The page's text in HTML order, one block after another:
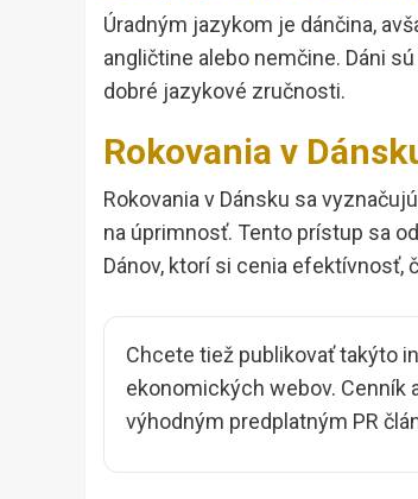
Úradným jazykom je dánčina,
angličtine alebo nemčine. Dáni
dobré jazykové zručnosti.
Rokovania v
Rokovania v Dánsku sa
na úprimnosť. Tento prístup sa
Dánov, ktorí si cenia efektívnosť,
Chcete tiež publikovať takýto
ekonomických webov. Cenník
výhodným predplatným PR